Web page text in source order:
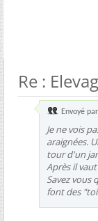
Re :
Envoyé par
Je ne vois
araignées.
tour d'un
Après il
Savez vous
font des